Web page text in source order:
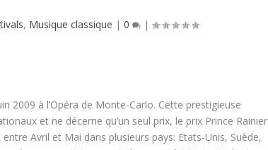
, Musique classique |0 |
2009 à l’Opéra de Monte-Carlo. Cette prestigieuse
et ne décerne qu’un seul prix, le prix Prince Rainier
Avril et Mai dans plusieurs pays: Etats-Unis, Suède,